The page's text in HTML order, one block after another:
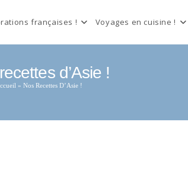
françaises ! Voyages en cuisine !
d’Asie !
» Nos Recettes D’Asie !